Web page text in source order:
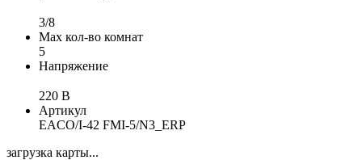
3/8
Max кол-во комнат
5
Напряжение
220 В
Артикул
EACO/I-42 FMI-5/N3_ERP
загрузка карты...